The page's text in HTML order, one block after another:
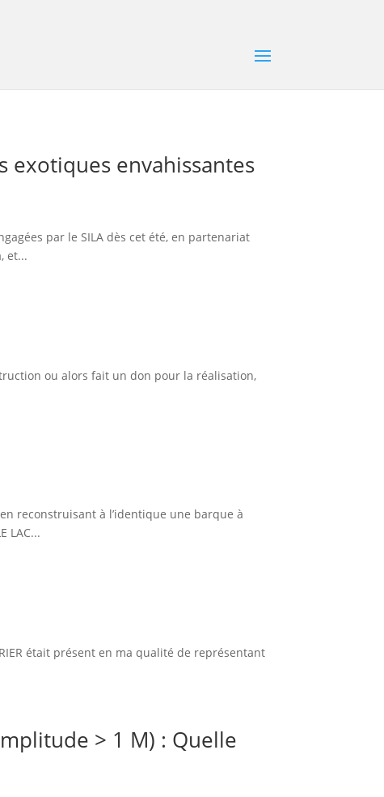
exotiques envahissantes
par le SILA dès cet été, en partenariat
et...
ou alors fait un don pour la réalisation,
reconstruisant à l’identique une barque à
LAC...
était présent en ma qualité de représentant
> 1 M) : Quelle